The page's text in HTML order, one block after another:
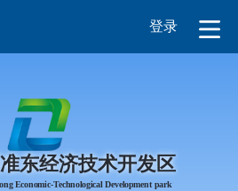
登录
东经济技术开发区
Economic-Technological Development park